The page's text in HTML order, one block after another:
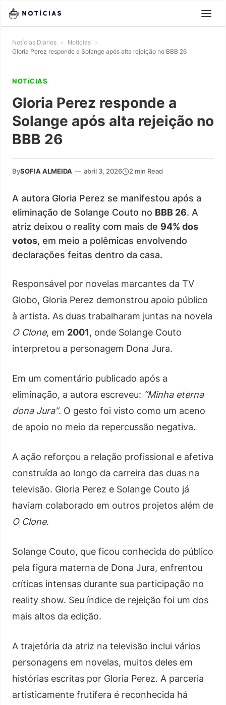
Notícias Diarios » Notícias »
Gloria Perez responde a Solange após alta rejeição no BBB 26
NOTíCIAS
Gloria Perez responde a
Solange após alta rejeição no
BBB 26
BySOFIA ALMEIDA — abril 3, 2026 2 min Read
A autora Gloria Perez se manifestou após a
eliminação de Solange Couto no BBB 26. A
atriz deixou o reality com mais de 94% dos
votos, em meio a polêmicas envolvendo
declarações feitas dentro da casa.
Responsável por novelas marcantes da TV
Globo, Gloria Perez demonstrou apoio público
à artista. As duas trabalharam juntas na novela
O Clone, em 2001, onde Solange Couto
interpretou a personagem Dona Jura.
Em um comentário publicado após a
eliminação, a autora escreveu: “Minha eterna
dona Jura”. O gesto foi visto como um aceno
de apoio no meio da repercussão negativa.
A ação reforçou a relação profissional e afetiva
construída ao longo da carreira das duas na
televisão. Gloria Perez e Solange Couto já
haviam colaborado em outros projetos além de
O Clone.
Solange Couto, que ficou conhecida do público
pela figura materna de Dona Jura, enfrentou
críticas intensas durante sua participação no
reality show. Seu índice de rejeição foi um dos
mais altos da edição.
A trajetória da atriz na televisão inclui vários
personagens em novelas, muitos deles em
histórias escritas por Gloria Perez. A parceria
artisticamente frutífera é reconhecida há